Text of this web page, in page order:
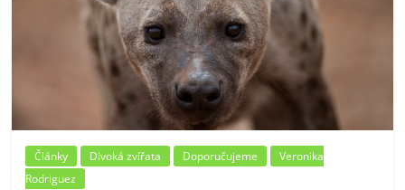
Články Divoká zvířata Doporučujeme
Veronika
Rodriguez